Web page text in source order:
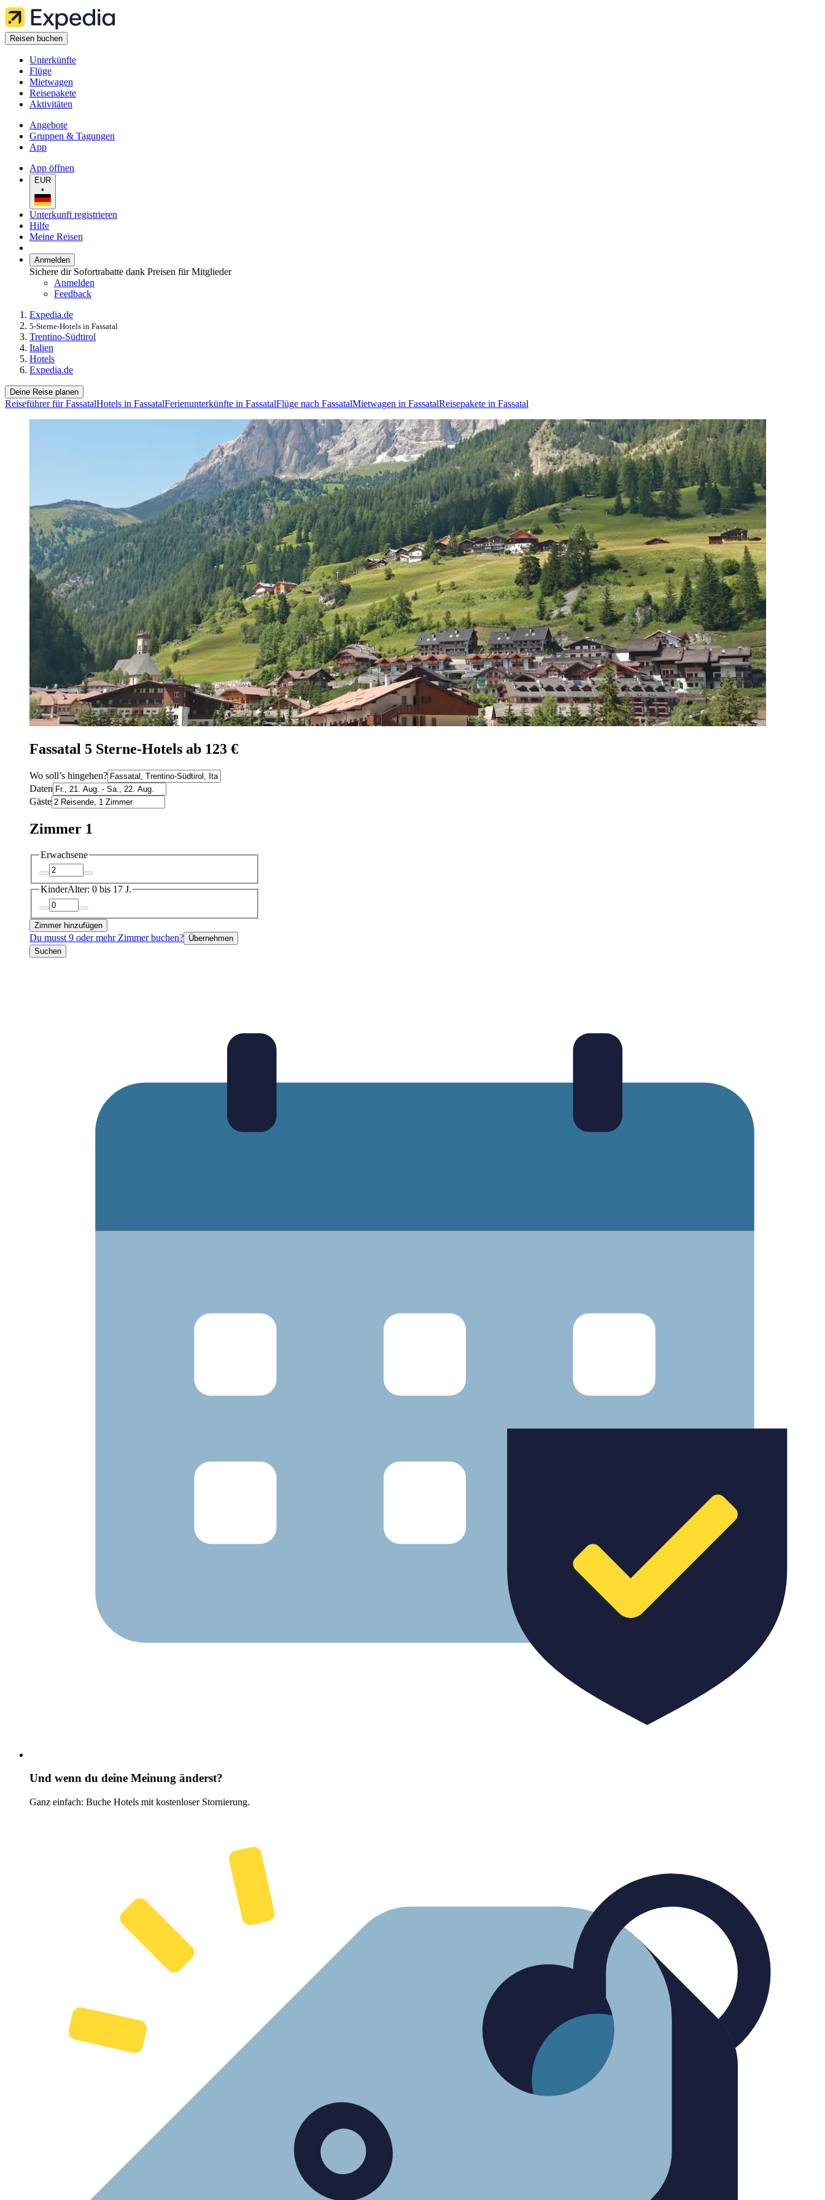
Reisen buchen
Unterkünfte
Flüge
Mietwagen
Reisepakete
Aktivitäten
Angebote
Gruppen & Tagungen
App
App öffnen
EUR
•
Unterkunft registrieren
Hilfe
Meine Reisen
Anmelden
Sichere dir Sofortrabatte dank Preisen für Mitglieder
Anmelden
Feedback
Expedia.de
5-Sterne-Hotels in Fassatal
Trentino-Südtirol
Italien
Hotels
Expedia.de
Deine Reise planen
Reiseführer für FassatalHotels in FassatalFerienunterkünfte in FassatalFlüge nach FassatalMietwagen in FassatalReisepakete in Fassatal
Fassatal 5 Sterne-Hotels ab 123 €
Wo soll’s hingehen?
Daten
Gäste
Zimmer 1
Erwachsene
KinderAlter: 0 bis 17 J.
Zimmer hinzufügen
Du musst 9 oder mehr Zimmer buchen? Übernehmen
Suchen
Und wenn du deine Meinung änderst?
Ganz einfach: Buche Hotels mit kostenloser Stornierung.